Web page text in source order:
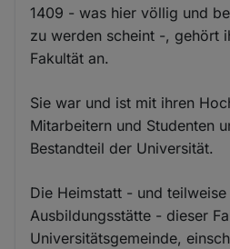
1409 - was hier völlig und
zu werden scheint -, gehört
Fakultät an.
Sie war und ist mit ihren
Mitarbeitern und Studenten
Bestandteil der Universität.
Die Heimstatt - und
Ausbildungsstätte - dieser
Universitätsgemeinde,